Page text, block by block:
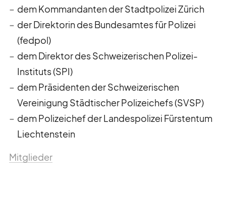
dem Kommandanten der Stadtpolizei Zürich
der Direktorin des Bundesamtes für Polizei
(fedpol)
dem Direktor des Schweizerischen Polizei-
Instituts (SPI)
dem Präsidenten der Schweizerischen
Vereinigung Städtischer Polizeichefs (SVSP)
dem Polizeichef der Landespolizei Fürstentum
Liechtenstein
Mitglieder